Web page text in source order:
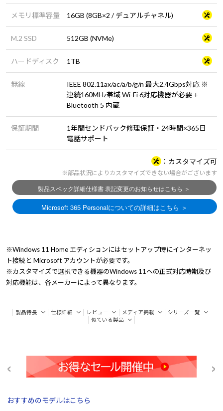
メモリ標準容量 16GB (8GB×2 / デュアルチャネル)
M.2 SSD 512GB (NVMe)
ハードディスク 1TB
無線
IEEE 802.11ax/ac/a/b/g/n 最大2.4Gbps対応 ※
連続160MHz帯域 Wi-Fi 6対応機器が必要 +
Bluetooth 5 内蔵
保証期間
1年間センドバック修理保証・24時間×365日
電話サポート
カスタマイズ可
※部品状況によりカスタマイズできない場合がございます
※Windows 11 Home エディションにはセットアップ時にインターネッ
ト接続と Microsoft アカウントが必要です。
※カスタマイズで選択できる機器のWindows 11への正式対応時期及び
対応機能は、各メーカーによって異なります。
製品特長 仕様詳細 レビュー メディア掲載
シリーズ一覧
似ている製品
おすすめのモデルはこちら